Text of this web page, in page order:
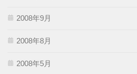
2008年9月
2008年8月
2008年5月